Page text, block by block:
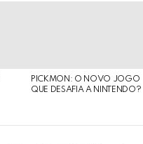
PICKMON: O NOVO JOGO
QUE DESAFIA A NINTENDO?